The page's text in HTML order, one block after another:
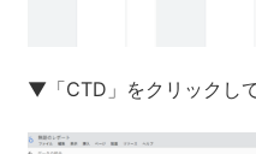
▼「CTD」をクリックし